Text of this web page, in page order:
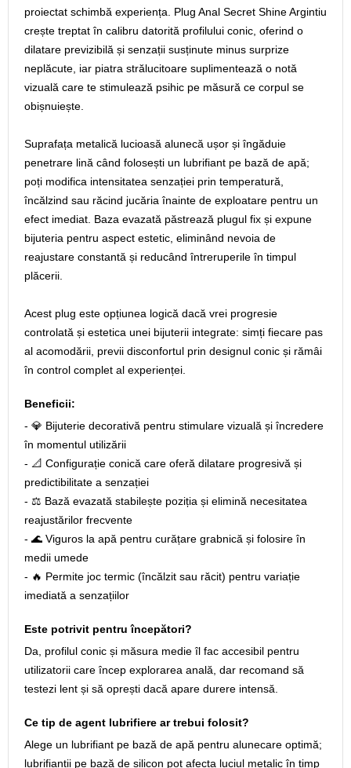
proiectat schimbă experiența. Plug Anal Secret Shine Argintiu
crește treptat în calibru datorită profilului conic, oferind o
dilatare previzibilă și senzații susținute minus surprize
neplăcute, iar piatra strălucitoare suplimentează o notă
vizuală care te stimulează psihic pe măsură ce corpul se
obișnuiește.
Suprafața metalică lucioasă alunecă ușor și îngăduie
penetrare lină când folosești un lubrifiant pe bază de apă;
poți modifica intensitatea senzației prin temperatură,
încălzind sau răcind jucăria înainte de exploatare pentru un
efect imediat. Baza evazată păstrează plugul fix și expune
bijuteria pentru aspect estetic, eliminând nevoia de
reajustare constantă și reducând întreruperile în timpul
plăcerii.
Acest plug este opțiunea logică dacă vrei progresie
controlată și estetica unei bijuterii integrate: simți fiecare pas
al acomodării, previi disconfortul prin designul conic și rămâi
în control complet al experienței.
Beneficii:
- 💎 Bijuterie decorativă pentru stimulare vizuală și încredere
în momentul utilizării
- 📐 Configurație conică care oferă dilatare progresivă și
predictibilitate a senzației
- ⚖️ Bază evazată stabilește poziția și elimină necesitatea
reajustărilor frecvente
- 🌊 Viguros la apă pentru curățare grabnică și folosire în
medii umede
- 🔥 Permite joc termic (încălzit sau răcit) pentru variație
imediată a senzațiilor
Este potrivit pentru începători?
Da, profilul conic și măsura medie îl fac accesibil pentru
utilizatorii care încep explorarea anală, dar recomand să
testezi lent și să oprești dacă apare durere intensă.
Ce tip de agent lubrifiere ar trebui folosit?
Alege un lubrifiant pe bază de apă pentru alunecare optimă;
lubrifianții pe bază de silicon pot afecta luciul metalic în timp